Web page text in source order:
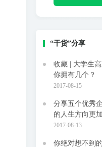
“干货”分享
收藏 | 大学生
你拥有几个？
2017-08-15
分享五个优秀
的人生方向更
2017-08-13
你绝对想不到